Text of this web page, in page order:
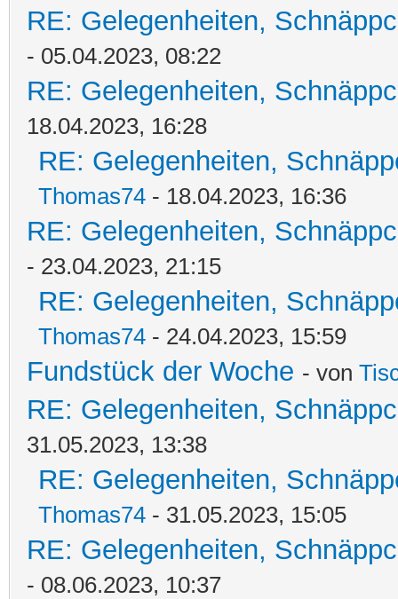
RE: Gelegenheiten,
- 05.04.2023, 08:22
RE: Gelegenheiten,
18.04.2023, 16:28
RE: Gelegenheiten,
Thomas74 - 18.04.2023, 16:36
RE: Gelegenheiten,
- 23.04.2023, 21:15
RE: Gelegenheiten,
Thomas74 - 24.04.2023, 15:59
Fundstück der Woche - von
RE: Gelegenheiten,
31.05.2023, 13:38
RE: Gelegenheiten,
Thomas74 - 31.05.2023, 15:05
RE: Gelegenheiten,
- 08.06.2023, 10:37